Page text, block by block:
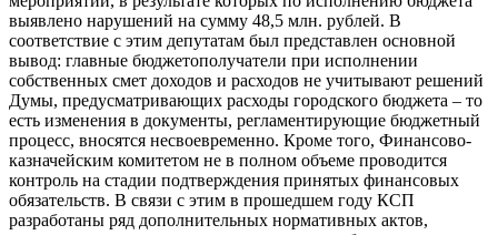
выявлено нарушений на сумму 48,5 млн. рублей. В
соответствие с этим депутатам был представлен основной
вывод: главные бюджетополучатели при исполнении
собственных смет доходов и расходов не учитывают решений
Думы, предусматривающих расходы городского бюджета – то
есть изменения в документы, регламентирующие бюджетный
процесс, вносятся несвоевременно. Кроме того, Финансово-
казначейским комитетом не в полном объеме проводится
контроль на стадии подтверждения принятых финансовых
обязательств. В связи с этим в прошедшем году КСП
разработаны ряд дополнительных нормативных актов,